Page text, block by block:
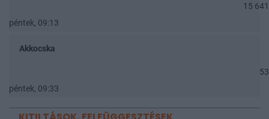
15 641
péntek, 09:13
Akkocska
53
péntek, 09:33